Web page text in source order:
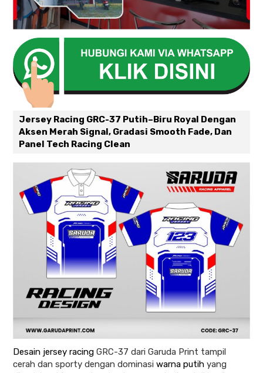
Jersey Racing GRC-37 Putih–Biru Royal Dengan
Aksen Merah Signal, Gradasi Smooth Fade, Dan
Panel Tech Racing Clean
Desain jersey racing GRC-37 dari Garuda Print tampil
cerah dan sporty dengan dominasi warna putih yang